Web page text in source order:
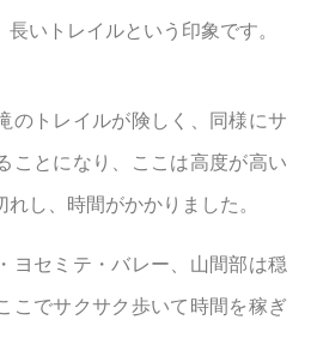
いトレイルという印象です。
のトレイルが険しく、同様にサ
ことになり、ここは高度が高い
し、時間がかかりました。
ヨセミテ・バレー、山間部は穏
こでサクサク歩いて時間を稼ぎ